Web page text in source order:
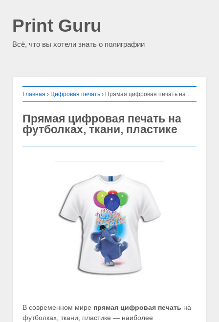
Print Guru
Всё, что вы хотели знать о полиграфии
Главная › Цифровая печать › Прямая цифровая печать на футболках, ткани, пластике
Прямая цифровая печать на
футболках, ткани, пластике
В современном мире прямая цифровая печать на
футболках, ткани, пластике — наиболее